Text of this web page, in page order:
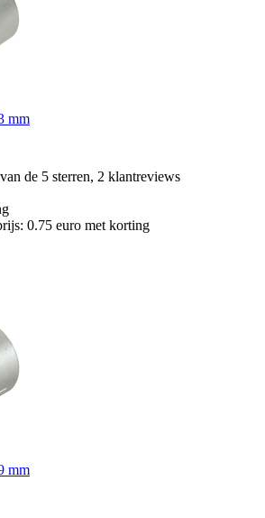
mm
de 5 sterren, 2 klantreviews
0.75 euro met korting
mm